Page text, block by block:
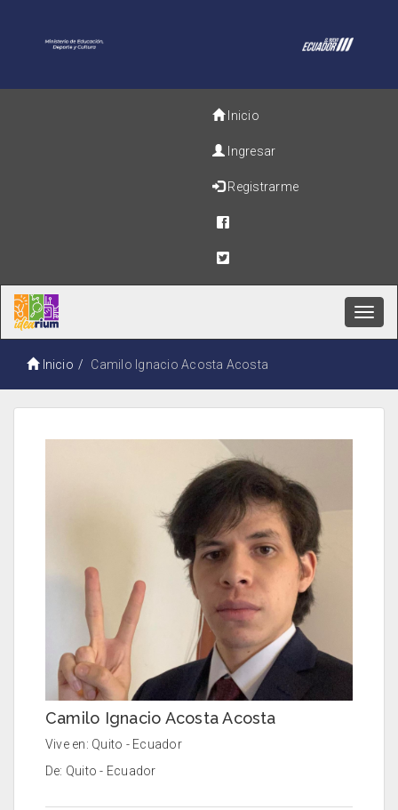
Inicio
Ingresar
Registrarme
Inicio Camilo Ignacio Acosta Acosta
Camilo Ignacio Acosta Acosta
Vive en: Quito - Ecuador
De: Quito - Ecuador